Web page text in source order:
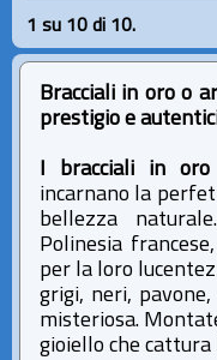
1 su 10 di 10.
Bracciali in oro o
prestigio e
I bracciali in
incarnano la
bellezza
Polinesia
per la loro
grigi, neri,
misteriosa.
gioiello che cattura